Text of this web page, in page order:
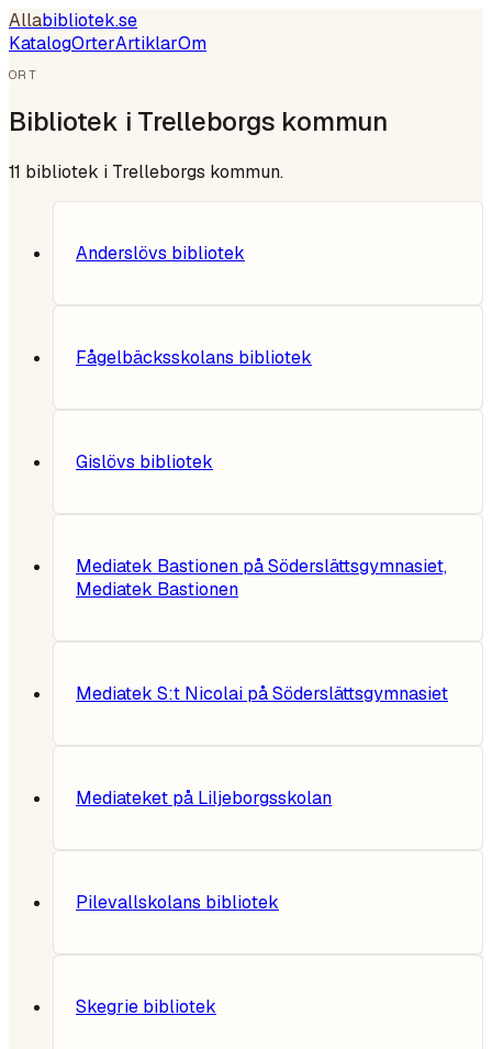
Allabibliotek.se
KatalogOrterArtiklarOm
ORT
Bibliotek i Trelleborgs kommun
11 bibliotek i Trelleborgs kommun.
Anderslövs bibliotek
Fågelbäcksskolans bibliotek
Gislövs bibliotek
Mediatek Bastionen på Söderslättsgymnasiet,
Mediatek Bastionen
Mediatek S:t Nicolai på Söderslättsgymnasiet
Mediateket på Liljeborgsskolan
Pilevallskolans bibliotek
Skegrie bibliotek